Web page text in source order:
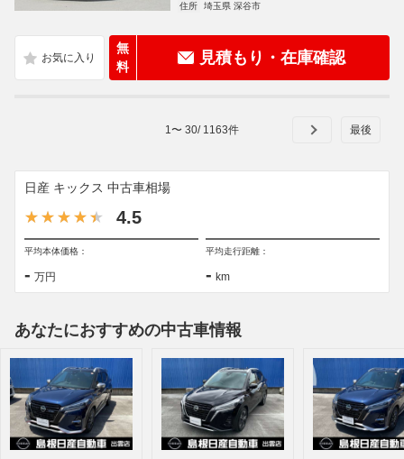
住所
埼玉県 深谷市
無
料
見積もり・在庫確認
1 〜 30/ 1163件
日産 キックス 中古車相場
4.5
平均本体価格：
- 万円
平均走行距離：
- km
あなたにおすすめの中古車情報